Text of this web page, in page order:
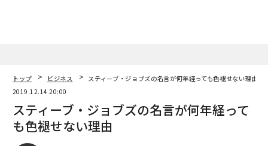
トップ ビジネス
スティーブ・ジョブズの名言が何年経っても色褪せない理由
2019.12.14 20:00
スティーブ・ジョブズの名言が何年経って
も色褪せない理由